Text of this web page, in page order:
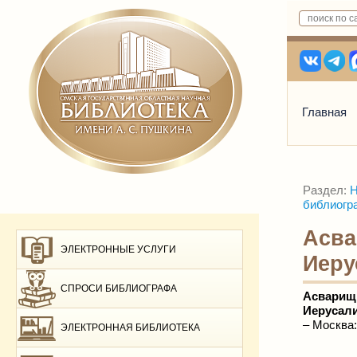
Главная
ЭЛЕКТРОННЫЕ УСЛУГИ
СПРОСИ БИБЛИОГРАФА
ЭЛЕКТРОННАЯ БИБЛИОТЕКА
Раздел:
–